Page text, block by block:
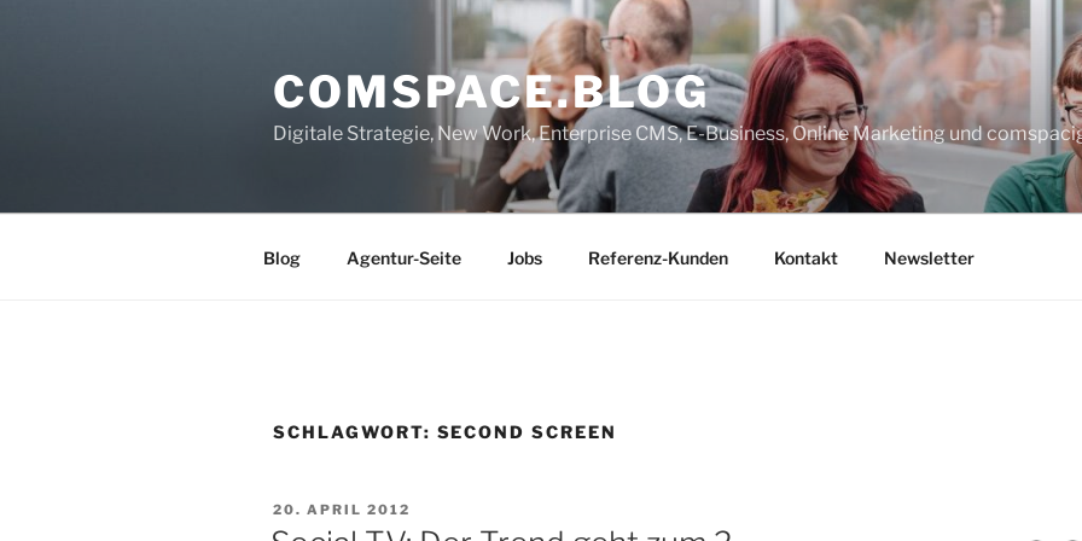
COMSPACE.BLOG
Digitale Strategie, New Work, Enterprise CMS, E-Business, Online Marketing und
Blog Agentur-Seite Jobs Referenz-Kunden Kontakt Newsletter
SCHLAGWORT: SECOND SCREEN
VERÖFFENTLICHT
AM
20. APRIL 2012